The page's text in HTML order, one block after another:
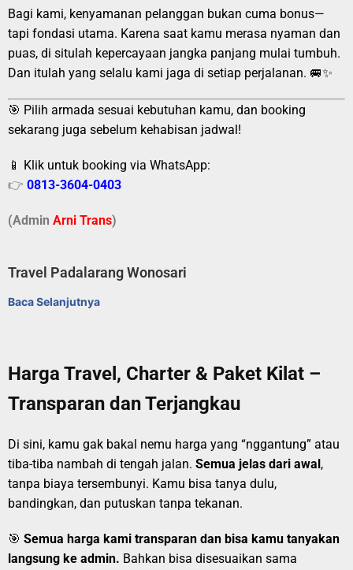
Bagi kami, kenyamanan pelanggan bukan cuma bonus—
tapi fondasi utama. Karena saat kamu merasa nyaman dan
puas, di situlah kepercayaan jangka panjang mulai tumbuh.
Dan itulah yang selalu kami jaga di setiap perjalanan. 🚐✨
🎯 Pilih armada sesuai kebutuhan kamu, dan booking
sekarang juga sebelum kehabisan jadwal!
📱 Klik untuk booking via WhatsApp:
👉 0813-3604-0403
(Admin Arni Trans)
Travel Padalarang Wonosari
Baca Selanjutnya
Harga Travel, Charter & Paket Kilat –
Transparan dan Terjangkau
Di sini, kamu gak bakal nemu harga yang “nggantung” atau
tiba-tiba nambah di tengah jalan. Semua jelas dari awal,
tanpa biaya tersembunyi. Kamu bisa tanya dulu,
bandingkan, dan putuskan tanpa tekanan.
🎯 Semua harga kami transparan dan bisa kamu tanyakan
langsung ke admin. Bahkan bisa disesuaikan sama